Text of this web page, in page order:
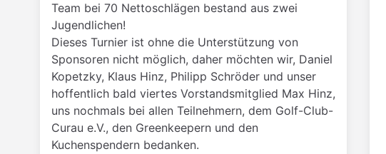
Team bei 70 Nettoschlägen bestand aus zwei
Jugendlichen!
Dieses Turnier ist ohne die Unterstützung von
Sponsoren nicht möglich, daher möchten wir, Daniel
Kopetzky, Klaus Hinz, Philipp Schröder und unser
hoffentlich bald viertes Vorstandsmitglied Max Hinz,
uns nochmals bei allen Teilnehmern, dem Golf-Club-
Curau e.V., den Greenkeepern und den
Kuchenspendern bedanken.